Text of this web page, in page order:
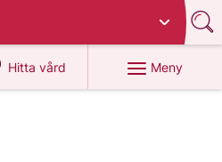
Hitta vård
på 1177.se
Meny